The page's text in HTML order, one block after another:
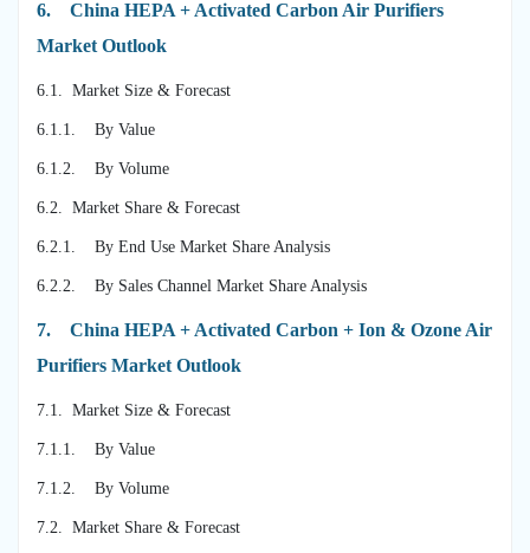
6.
China HEPA + Activated Carbon Air Purifiers
Market Outlook
6.1. Market Size & Forecast
6.1.1. By Value
6.1.2. By Volume
6.2. Market Share & Forecast
6.2.1. By End Use Market Share Analysis
6.2.2. By Sales Channel Market Share Analysis
7.
China HEPA + Activated Carbon + Ion & Ozone Air
Purifiers Market Outlook
7.1. Market Size & Forecast
7.1.1. By Value
7.1.2. By Volume
7.2. Market Share & Forecast